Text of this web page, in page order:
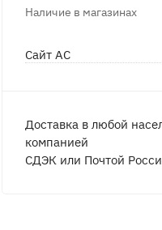
Наличие в магазинах
Сайт АС
Доставка в любой
компанией
СДЭК или Почтой